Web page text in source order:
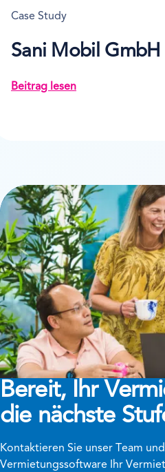
Case Study
Sani Mobil GmbH
Beitrag lesen
Bereit, Ihr
die nächste
Kontaktieren Sie unser Team
Vermietungssoftware Ihr